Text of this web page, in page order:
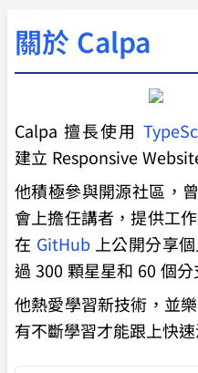
關於 Calpa
Calpa 擅長使用
建立 Responsive
他積極參與開源社區，
會上擔任講者，提供工
在 GitHub上公開分享
過 300 顆星星和 60 個分
他熱愛學習新技術，並
有不斷學習才能跟上快